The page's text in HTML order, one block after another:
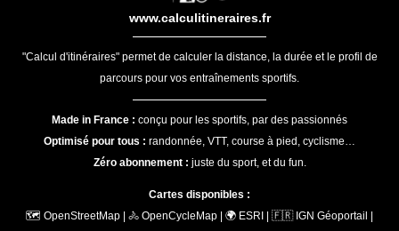
www.calculitineraires.fr
"Calcul d'itinéraires" permet de calculer la distance, la durée et le profil de
parcours pour vos entraînements sportifs.
Made in France : conçu pour les sportifs, par des passionnés
Optimisé pour tous : randonnée, VTT, course à pied, cyclisme…
Zéro abonnement : juste du sport, et du fun.
Cartes disponibles :
🗺️ OpenStreetMap | 🚴 OpenCycleMap | 🌍 ESRI | 🇫🇷 IGN Géoportail |